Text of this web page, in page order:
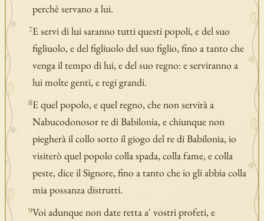
perchè servano a lui.
7E servi di lui saranno tutti questi popoli, e del suo
figliuolo, e del figliuolo del suo figlio, fino a tanto che
venga il tempo di lui, e del suo regno: e serviranno a
lui molte genti, e regi grandi.
8E quel popolo, e quel regno, che non servirà a
Nabucodonosor re di Babilonia, e chiunque non
piegherà il collo sotto il giogo del re di Babilonia, io
visiterò quel popolo colla spada, colla fame, e colla
peste, dice il Signore, fino a tanto che io gli abbia colla
mia possanza distrutti.
9Voi adunque non date retta a' vostri profeti, e